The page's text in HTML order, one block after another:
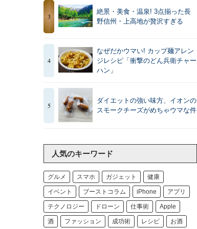
3
絶景・美食・温泉! 3点揃った長
野信州・上高地が贅沢すぎる
4
なぜだかウマい! カップ麺アレン
ジレシピ「衝撃のどん兵衛チャー
ハン」
5
ダイエットの強い味方、イオンの
スモークチーズがめちゃウマな件
人気のキーワード
グルメ スマホ ガジェット 健康
イベント ブーストコラム iPhone アプリ
テクノロジー ドローン 仕事術 Apple
酒 ファッション 成功術 レシピ お酒